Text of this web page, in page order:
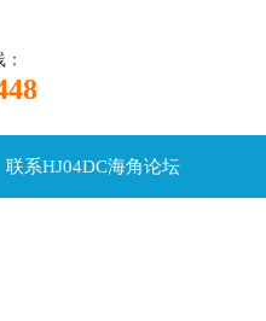
：
联系HJ04DC海角论坛